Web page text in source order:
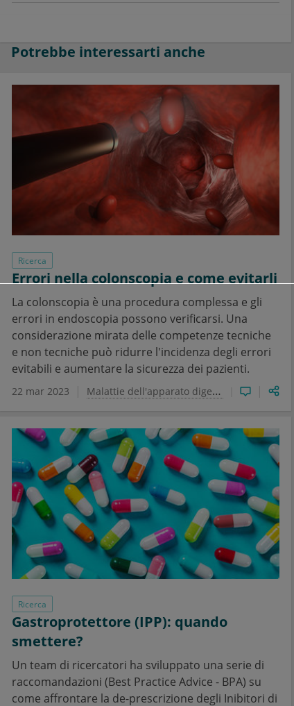
Potrebbe interessarti anche
Ricerca
Errori nella colonscopia e come evitarli
La colonscopia è una procedura complessa e gli
errori in endoscopia possono verificarsi. Una
considerazione mirata delle competenze tecniche
e non tecniche può ridurre l'incidenza degli errori
evitabili e aumentare la sicurezza dei pazienti.
22 mar 2023 Malattie dell'apparato digerente
Ricerca
Gastroprotettore (IPP): quando
smettere?
Un team di ricercatori ha sviluppato una serie di
raccomandazioni (Best Practice Advice - BPA) su
come affrontare la de-prescrizione degli Inibitori di